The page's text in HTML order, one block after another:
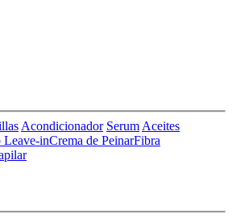
Acondicionador Serum Aceites
Leave-inCrema de PeinarFibra